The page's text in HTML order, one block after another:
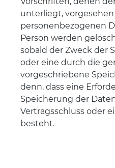
unterliegt,
personenbezogenen
Person werden
sobald der Zweck der
oder eine durch die
vorgeschriebene
denn, dass eine
Speicherung der
Vertragsschluss oder
besteht.